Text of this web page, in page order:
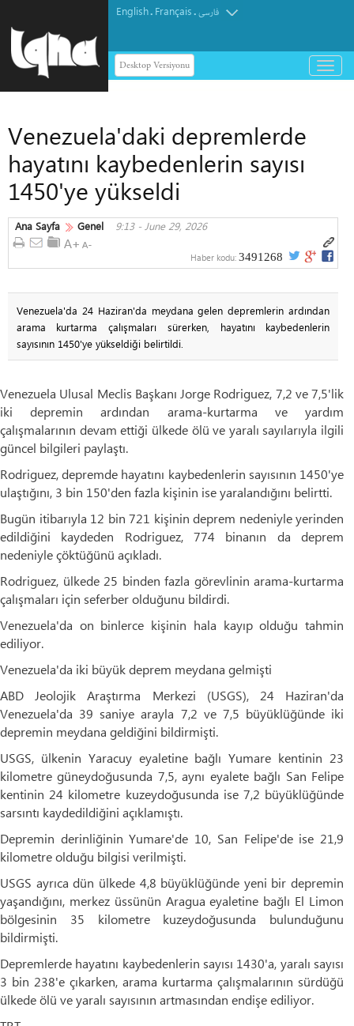
English. Français.فارسی
Desktop Versiyonu
باز
و
Venezuela'daki depremlerde
hayatını kaybedenlerin sayısı
1450'ye yükseldi
Ana Sayfa Genel 9:13 - June 29, 2026
Haber kodu: 3491268
Venezuela'da 24 Haziran'da meydana gelen depremlerin ardından
arama kurtarma çalışmaları sürerken, hayatını kaybedenlerin
sayısının 1450'ye yükseldiği belirtildi.
Venezuela Ulusal Meclis Başkanı Jorge Rodriguez, 7,2 ve 7,5'lik
iki depremin ardından arama-kurtarma ve yardım
çalışmalarının devam ettiği ülkede ölü ve yaralı sayılarıyla ilgili
güncel bilgileri paylaştı.​​​​​​
Rodriguez, depremde hayatını kaybedenlerin sayısının 1450'ye
ulaştığını, 3 bin 150'den fazla kişinin ise yaralandığını belirtti.
Bugün itibarıyla 12 bin 721 kişinin deprem nedeniyle yerinden
edildiğini kaydeden Rodriguez, 774 binanın da deprem
nedeniyle çöktüğünü açıkladı.
Rodriguez, ülkede 25 binden fazla görevlinin arama-kurtarma
çalışmaları için seferber olduğunu bildirdi.
Venezuela'da on binlerce kişinin hala kayıp olduğu tahmin
ediliyor.
Venezuela'da iki büyük deprem meydana gelmişti
ABD Jeolojik Araştırma Merkezi (USGS), 24 Haziran'da
Venezuela'da 39 saniye arayla 7,2 ve 7,5 büyüklüğünde iki
depremin meydana geldiğini bildirmişti.
USGS, ülkenin Yaracuy eyaletine bağlı Yumare kentinin 23
kilometre güneydoğusunda 7,5, aynı eyalete bağlı San Felipe
kentinin 24 kilometre kuzeydoğusunda ise 7,2 büyüklüğünde
sarsıntı kaydedildiğini açıklamıştı.
Depremin derinliğinin Yumare'de 10, San Felipe'de ise 21,9
kilometre olduğu bilgisi verilmişti.
USGS ayrıca dün ülkede 4,8 büyüklüğünde yeni bir depremin
yaşandığını, merkez üssünün Aragua eyaletine bağlı El Limon
bölgesinin 35 kilometre kuzeydoğusunda bulunduğunu
bildirmişti.
Depremlerde hayatını kaybedenlerin sayısı 1430'a, yaralı sayısı
3 bin 238'e çıkarken, arama kurtarma çalışmalarının sürdüğü
ülkede ölü ve yaralı sayısının artmasından endişe ediliyor.